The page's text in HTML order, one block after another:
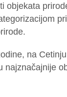
objekata
na
najznačajnije